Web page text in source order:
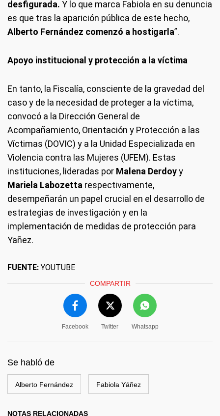
desfigurada. Y lo que marca Fabiola en su denuncia
es que tras la aparición pública de este hecho,
Alberto Fernández comenzó a hostigarla”.
Apoyo institucional y protección a la víctima
En tanto, la Fiscalía, consciente de la gravedad del
caso y de la necesidad de proteger a la víctima,
convocó a la Dirección General de
Acompañamiento, Orientación y Protección a las
Víctimas (DOVIC) y a la Unidad Especializada en
Violencia contra las Mujeres (UFEM). Estas
instituciones, lideradas por Malena Derdoyy
Mariela Labozetta respectivamente,
desempeñarán un papel crucial en el desarrollo de
estrategias de investigación y en la
implementación de medidas de protección para
Yañez.
FUENTE: YOUTUBE
COMPARTIR
Facebook Twitter Whatsapp
Se habló de
Alberto Fernández Fabiola Yáñez
NOTAS RELACIONADAS